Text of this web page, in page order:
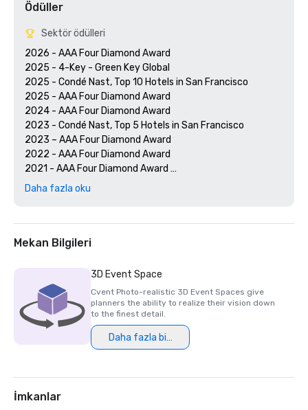
Ödüller
Sektör ödülleri
2026 - AAA Four Diamond Award
2025 - 4-Key - Green Key Global
2025 - Condé Nast, Top 10 Hotels in San Francisco
2025 - AAA Four Diamond Award
2024 - AAA Four Diamond Award
2023 - Condé Nast, Top 5 Hotels in San Francisco
2023 – AAA Four Diamond Award
2022 - AAA Four Diamond Award
2021 - AAA Four Diamond Award
2020 - Condé Nast 21 Best Hotels in San Francisco
Daha fazla oku
Mekan Bilgileri
3D Event Space
Cvent Photo-realistic 3D Event Spaces give
planners the ability to realize their vision down
to the finest detail.
Daha fazla bilgi
İmkanlar